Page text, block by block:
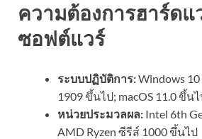
ความต้องการฮาร์ดแ
ซอฟต์แวร์
ระบบปฏิบัติการ:Windows
1909 ขึ้นไป; macOS 11.0 ขึ้น
หน่วยประมวลผล: Intel 6th
AMD Ryzen ซีรีส์ 1000 ขึ้นไป